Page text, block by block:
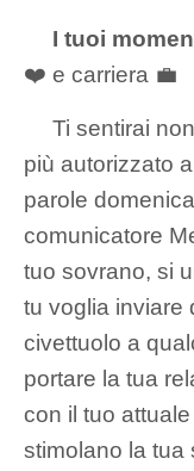
I tuoi
❤️ e carriera 💼
Ti sentirai
più autorizzato
parole
comunicatore
tuo sovrano, si
tu voglia inviare
civettuolo a
portare la tua
con il tuo
stimolano la tua